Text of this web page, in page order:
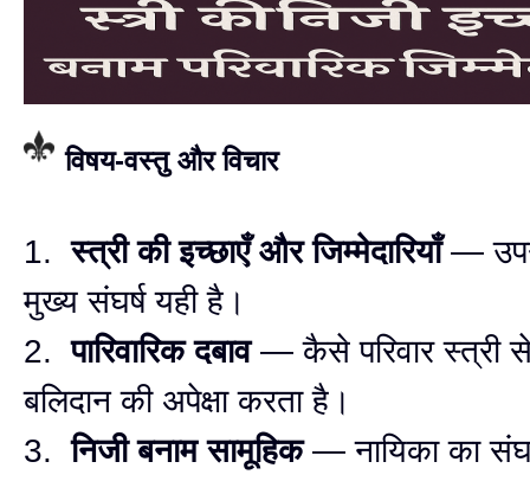
विषय-वस्तु और विचार
1.स्त्री की इच्छाएँ और जिम्मेदारियाँ—
मुख्य संघर्ष यही है।
2.पारिवारिक दबाव— कैसे परिवार स्त्री
बलिदान की अपेक्षा करता है।
3.निजी बनाम सामूहिक— नायिका का